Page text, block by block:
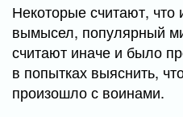
Некоторые считают,
вымысел, популярный
считают иначе и было
в попытках выяснить,
произошло с воинами.